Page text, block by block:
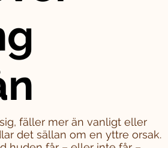
fäller mer än vanligt eller
det sällan om en yttre orsak.